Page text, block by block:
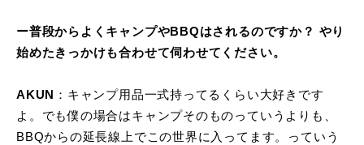
ー普段からよくキャンプやBBQはされるのですか？ やり
始めたきっかけも合わせて伺わせてください。
AKUN
：キャンプ用品一式持ってるくらい大好きです
よ。でも僕の場合はキャンプそのものっていうよりも、
BBQからの延長線上でこの世界に入ってます。っていう